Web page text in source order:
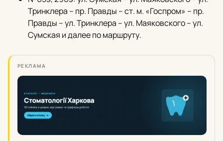
Тринклера – пр. Правды – ст. м. «Госпром» – пр.
Правды – ул. Тринклера – ул. Маяковского – ул.
Сумская и далее по маршруту.
РЕКЛАМА